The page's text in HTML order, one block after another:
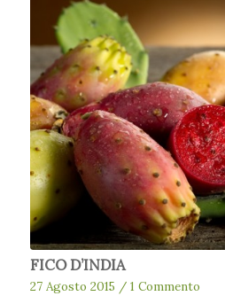
FICO D’INDIA
27 Agosto 2015 / 1 Commento